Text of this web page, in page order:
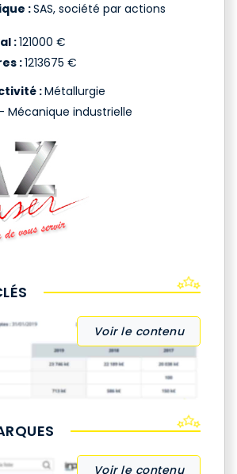
:SAS, société par actions
:121000 €
:1213675 €
:Métallurgie
Mécanique industrielle
Voir le contenu
Voir le contenu